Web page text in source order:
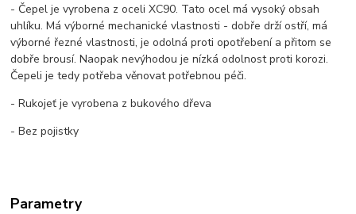
- Čepel je vyrobena z oceli XC90. Tato ocel má vysoký obsah
uhlíku. Má výborné mechanické vlastnosti - dobře drží ostří, má
výborné řezné vlastnosti, je odolná proti opotřebení a přitom se
dobře brousí. Naopak nevýhodou je nízká odolnost proti korozi.
Čepeli je tedy potřeba věnovat potřebnou péči.
- Rukojeť je vyrobena z bukového dřeva
- Bez pojistky
Parametry